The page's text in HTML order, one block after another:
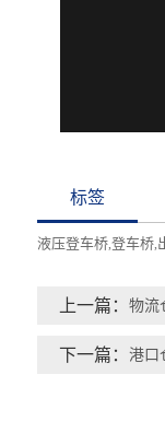
标签
液压登车桥,登车桥,
上一篇：物流
下一篇：港口